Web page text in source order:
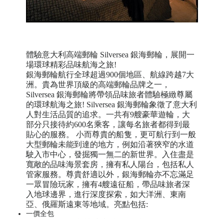
體驗意大利高端郵輪 Silversea 銀海郵輪，展開一
場環球精彩品味航海之旅!
銀海郵輪航行全球超過900個地區、航線跨越7大
洲。貴為世界頂級的高端郵輪品牌之一，
Silversea 銀海郵輪將帶領品味旅者體驗極緻尊屬
的環球航海之旅! Silversea 銀海郵輪象徵了意大利
人對生活品質的追求。一共有9艘豪華遊輪，大
部分只接待約600名乘客，讓每名旅者都得到最
貼心的服務。 小而尊貴的船隻，更可航行到一般
大型郵輪未能到達的地方，例如沿著狹窄的水道
駛入市中心，發掘獨一無二的新世界。入住盡是
寬敞的品味海景套房，擁有私人陽台，包括私人
管家服務。尊貴舒適以外，銀海郵輪亦不忘滿足
一眾冒險玩家，擁有4艘遠征船，帶品味旅者深
入地球邊界，進行深度探索，如大洋洲、東南
亞、俄羅斯遠東等地域。亮點包括:
一價全包